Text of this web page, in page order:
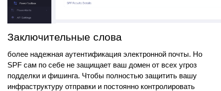
Заключительные слова
более надежная аутентификация электронной почты. Но
SPF сам по себе не защищает ваш домен от всех угроз
подделки и фишинга. Чтобы полностью защитить вашу
инфраструктуру отправки и постоянно контролировать